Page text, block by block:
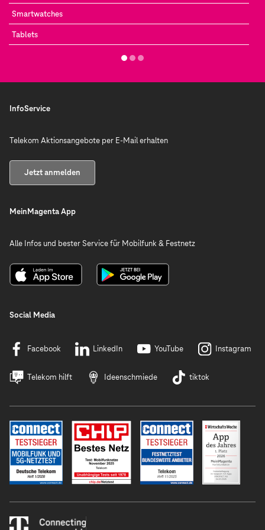
Smartwatches
Tablets
InfoService
Telekom Aktionsangebote per E-Mail erhalten
Jetzt anmelden
MeinMagenta App
Alle Infos und bester Service für Mobilfunk & Festnetz
Social Media
Facebook LinkedIn YouTube Instagram
Telekom hilft Ideenschmiede tiktok